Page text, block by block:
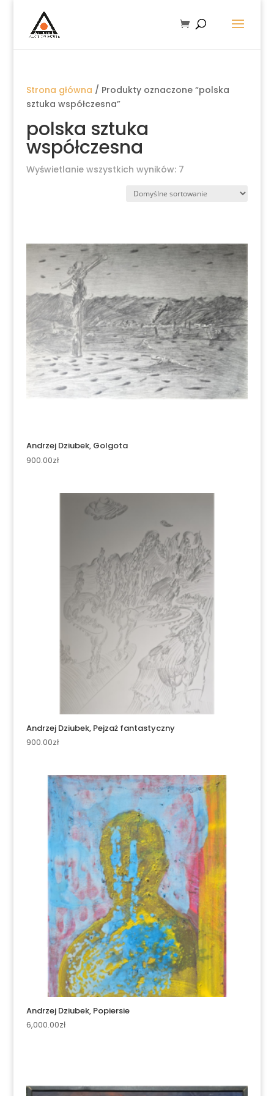
Strona główna / Produkty oznaczone “polska
sztuka współczesna”
polska sztuka
współczesna
Wyświetlanie wszystkich wyników: 7
Andrzej Dziubek, Golgota
900.00zł
Andrzej Dziubek, Pejzaż fantastyczny
900.00zł
Andrzej Dziubek, Popiersie
6,000.00zł